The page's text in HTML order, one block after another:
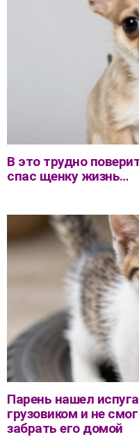
В это трудно
спас щенку жизнь…
Парень нашел
грузовиком и не
забрать его домой